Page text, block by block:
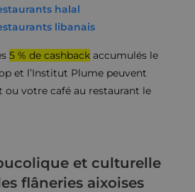
halal
libanais
5 % de cashback accumulés le
et l’Institut Plume peuvent
ou votre café au restaurant le
et culturelle
flâneries aixoises